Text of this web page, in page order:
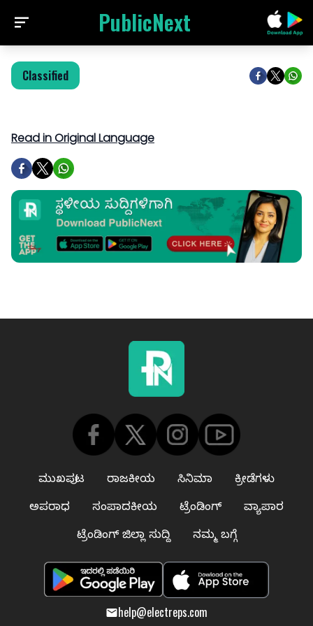
PublicNext
Classified
Read in Original Language
ಮುಖಪುಟ ರಾಜಕೀಯ ಸಿನಿಮಾ
ಕ್ರೀಡೆಗಳು
ಅಪರಾಧ
ಸಂಪಾದಕೀಯ ಟ್ರೆಂಡಿಂಗ್
ವ್ಯಾಪಾರ
ಟ್ರೆಂಡಿಂಗ್ ಜಿಲ್ಲಾ ಸುದ್ದಿ
ನಮ್ಮ ಬಗ್ಗೆ
help@electreps.com